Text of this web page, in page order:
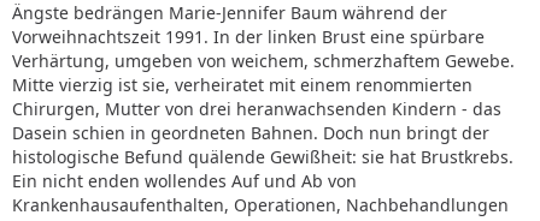
Ängste bedrängen Marie-Jennifer Baum während der
Vorweihnachtszeit 1991. In der linken Brust eine spürbare
Verhärtung, umgeben von weichem, schmerzhaftem Gewebe.
Mitte vierzig ist sie, verheiratet mit einem renommierten
Chirurgen, Mutter von drei heranwachsenden Kindern - das
Dasein schien in geordneten Bahnen. Doch nun bringt der
histologische Befund quälende Gewißheit: sie hat Brustkrebs.
Ein nicht enden wollendes Auf und Ab von
Krankenhausaufenthalten, Operationen, Nachbehandlungen